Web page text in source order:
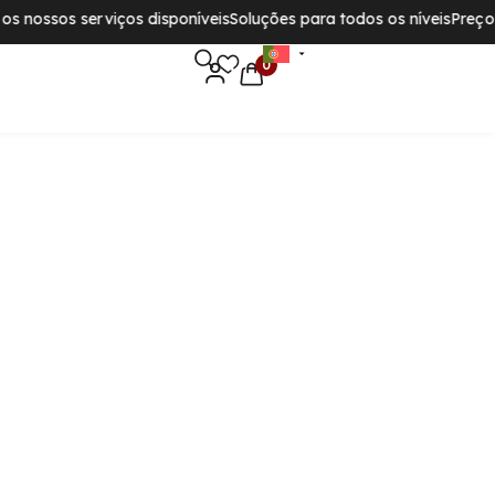
serviços disponíveisSoluções para todos os níveisPreços
0